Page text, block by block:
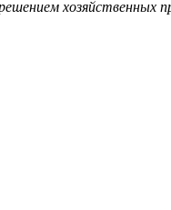
хозяйственных